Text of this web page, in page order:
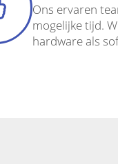
Ons ervaren
mogelijke tijd.
hardware als